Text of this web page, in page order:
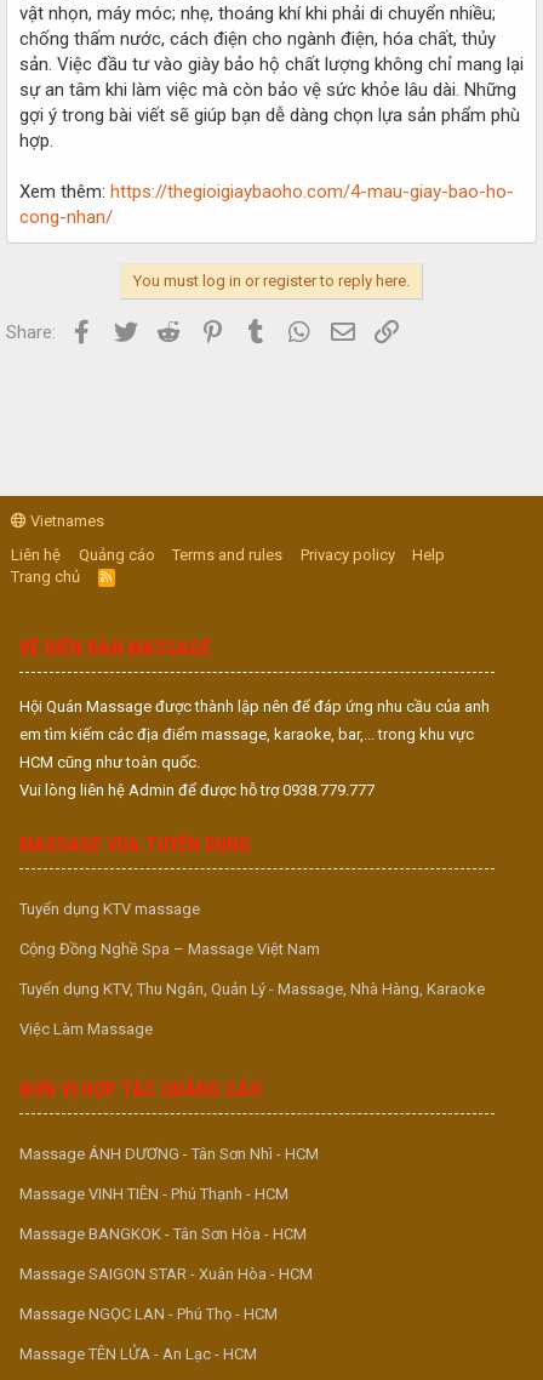
vật nhọn, máy móc; nhẹ, thoáng khí khi phải di chuyển nhiều;
chống thấm nước, cách điện cho ngành điện, hóa chất, thủy
sản. Việc đầu tư vào giày bảo hộ chất lượng không chỉ mang lại
sự an tâm khi làm việc mà còn bảo vệ sức khỏe lâu dài. Những
gợi ý trong bài viết sẽ giúp bạn dễ dàng chọn lựa sản phẩm phù
hợp.
Xem thêm: https://thegioigiaybaoho.com/4-mau-giay-bao-ho-
cong-nhan/
You must log in or register to reply here.
Share: Facebook
Twitter Reddit PinterestTumblr WhatsApp
Email
Vietnames
Liên hệ
Quảng cáo Terms and rules Privacy policy
Help
Trang chủ
R
S
VỀ DIỄN ĐÀN MASSAGE
Hội Quán Massage được thành lập nên để đáp ứng nhu cầu của anh
em tìm kiếm các địa điểm massage, karaoke, bar,... trong khu vực
HCM cũng như toàn quốc.
Vui lòng liên hệ Admin để được hỗ trợ 0938.779.777
MASSAGE VUA TUYỂN DỤNG
Tuyển dụng KTV massage
Cộng Đồng Nghề Spa – Massage Việt Nam
Tuyển dụng KTV, Thu Ngân, Quản Lý - Massage, Nhà Hàng, Karaoke
Việc Làm Massage
ĐƠN VỊ HỢP TÁC QUẢNG CÁO
Massage ÁNH DƯƠNG - Tân Sơn Nhì - HCM
Massage VINH TIÊN - Phú Thạnh - HCM
Massage BANGKOK - Tân Sơn Hòa - HCM
Massage SAIGON STAR - Xuân Hòa - HCM
Massage NGỌC LAN - Phú Thọ - HCM
Massage TÊN LỬA - An Lạc - HCM